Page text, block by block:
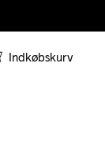
Indkøbskurv